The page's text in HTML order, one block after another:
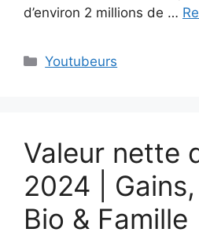
d’environ 2 millions de …
Categories
Youtubeurs
Valeur nette
2024 |
Bio & Famille